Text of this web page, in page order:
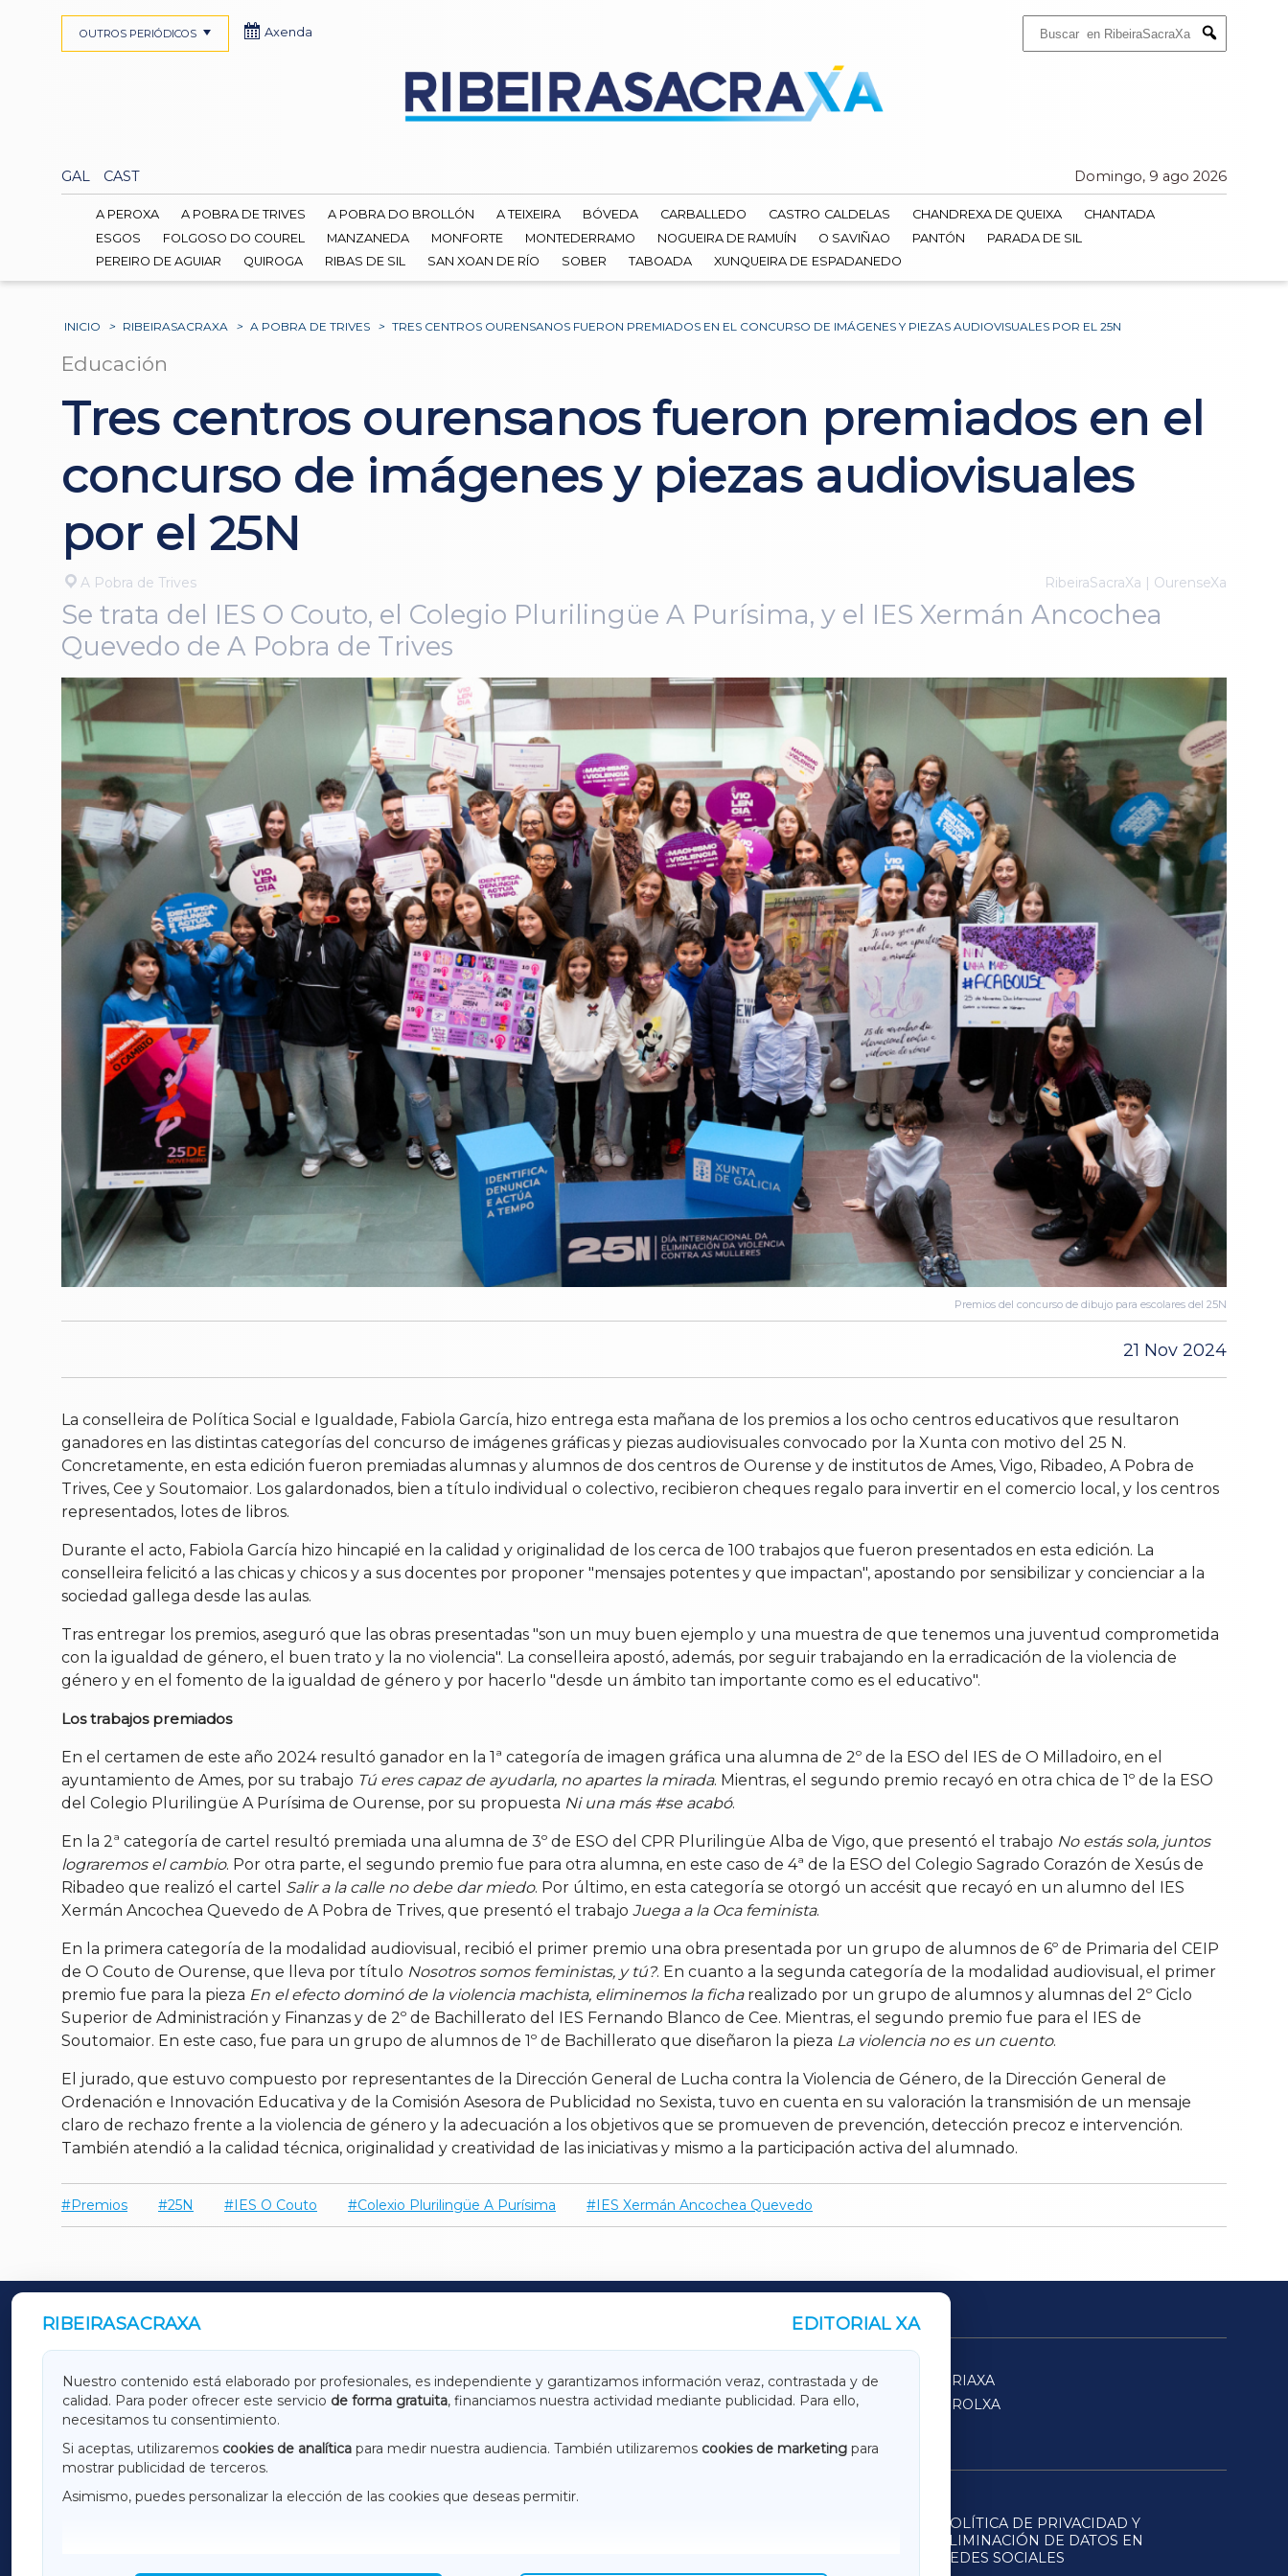
Submit
GAL CAST Domingo, 9 ago 2026
OUTROS PERIÓDICOS Axenda
A PEROXA A POBRA DE TRIVES A POBRA DO BROLLÓN A TEIXEIRA BÓVEDA CARBALLEDO CASTRO CALDELAS CHANDREXA DE QUEIXA
CHANTADA
ESGOS
FOLGOSO DO COUREL MANZANEDA MONFORTE MONTEDERRAMO NOGUEIRA DE RAMUÍN O SAVIÑAO PANTÓN
PARADA DE SIL
PEREIRO DE AGUIAR
QUIROGA RIBAS DE SIL SAN XOAN DE RÍO SOBER TABOADA XUNQUEIRA DE ESPADANEDO
INICIO > RIBEIRASACRAXA > A POBRA DE TRIVES > TRES CENTROS OURENSANOS FUERON PREMIADOS EN EL CONCURSO DE IMÁGENES Y PIEZAS AUDIOVISUALES POR EL 25N
Educación
Tres centros ourensanos fueron premiados en el
concurso de imágenes y piezas audiovisuales
por el 25N
A Pobra de Trives RibeiraSacraXa | OurenseXa
Se trata del IES O Couto, el Colegio Plurilingüe A Purísima, y el IES Xermán Ancochea
Quevedo de A Pobra de Trives
Premios del concurso de dibujo para escolares del 25N
21 Nov 2024
La conselleira de Política Social e Igualdade, Fabiola García, hizo entrega esta mañana de los premios a los ocho centros educativos que resultaron
ganadores en las distintas categorías del concurso de imágenes gráficas y piezas audiovisuales convocado por la Xunta con motivo del 25 N.
Concretamente, en esta edición fueron premiadas alumnas y alumnos de dos centros de Ourense y de institutos de Ames, Vigo, Ribadeo, A Pobra de
Trives, Cee y Soutomaior. Los galardonados, bien a título individual o colectivo, recibieron cheques regalo para invertir en el comercio local, y los centros
representados, lotes de libros.
Durante el acto, Fabiola García hizo hincapié en la calidad y originalidad de los cerca de 100 trabajos que fueron presentados en esta edición. La
conselleira felicitó a las chicas y chicos y a sus docentes por proponer "mensajes potentes y que impactan", apostando por sensibilizar y concienciar a la
sociedad gallega desde las aulas.
Tras entregar los premios, aseguró que las obras presentadas "son un muy buen ejemplo y una muestra de que tenemos una juventud comprometida
con la igualdad de género, el buen trato y la no violencia". La conselleira apostó, además, por seguir trabajando en la erradicación de la violencia de
género y en el fomento de la igualdad de género y por hacerlo "desde un ámbito tan importante como es el educativo".
Los trabajos premiados
En el certamen de este año 2024 resultó ganador en la 1ª categoría de imagen gráfica una alumna de 2º de la ESO del IES de O Milladoiro, en el
ayuntamiento de Ames, por su trabajo Tú eres capaz de ayudarla, no apartes la mirada. Mientras, el segundo premio recayó en otra chica de 1º de la ESO
del Colegio Plurilingüe A Purísima de Ourense, por su propuesta Ni una más #se acabó.
En la 2ª categoría de cartel resultó premiada una alumna de 3º de ESO del CPR Plurilingüe Alba de Vigo, que presentó el trabajo No estás sola, juntos
lograremos el cambio. Por otra parte, el segundo premio fue para otra alumna, en este caso de 4ª de la ESO del Colegio Sagrado Corazón de Xesús de
Ribadeo que realizó el cartel Salir a la calle no debe dar miedo. Por último, en esta categoría se otorgó un accésit que recayó en un alumno del IES
Xermán Ancochea Quevedo de A Pobra de Trives, que presentó el trabajo Juega a la Oca feminista.
En la primera categoría de la modalidad audiovisual, recibió el primer premio una obra presentada por un grupo de alumnos de 6º de Primaria del CEIP
de O Couto de Ourense, que lleva por título Nosotros somos feministas, y tú?. En cuanto a la segunda categoría de la modalidad audiovisual, el primer
premio fue para la pieza En el efecto dominó de la violencia machista, eliminemos la ficharealizado por un grupo de alumnos y alumnas del 2º Ciclo
Superior de Administración y Finanzas y de 2º de Bachillerato del IES Fernando Blanco de Cee. Mientras, el segundo premio fue para el IES de
Soutomaior. En este caso, fue para un grupo de alumnos de 1º de Bachillerato que diseñaron la pieza La violencia no es un cuento.
El jurado, que estuvo compuesto por representantes de la Dirección General de Lucha contra la Violencia de Género, de la Dirección General de
Ordenación e Innovación Educativa y de la Comisión Asesora de Publicidad no Sexista, tuvo en cuenta en su valoración la transmisión de un mensaje
claro de rechazo frente a la violencia de género y la adecuación a los objetivos que se promueven de prevención, detección precoz e intervención.
También atendió a la calidad técnica, originalidad y creatividad de las iniciativas y mismo a la participación activa del alumnado.
Premios 25N IES O Couto Colexio Plurilingüe A Purísima IES Xermán Ancochea Quevedo
RIBEIRASACRAXA EDITORIAL XA
Nuestro contenido está elaborado por profesionales, es independiente y garantizamos información veraz, contrastada y de
calidad. Para poder ofrecer este servicio de forma gratuita, financiamos nuestra actividad mediante publicidad. Para ello,
necesitamos tu consentimiento.
Si aceptas, utilizaremos cookies de analítica para medir nuestra audiencia. También utilizaremos cookies de marketing para
mostrar publicidad de terceros.
Asimismo, puedes personalizar la elección de las cookies que deseas permitir.
OUTROS PERIÓDICOS
GALICIAXA LUGOXA TERRACHAXA
SARRIAXA
AMARIÑAXA
RIBEIRASACRAXA ACORUÑAXA
FERROLXA
OURENSEXA
HEMEROTECA
POLÍTICA DE PRIVACIDAD Y
ELIMINACIÓN DE DATOS EN
REDES SOCIALES